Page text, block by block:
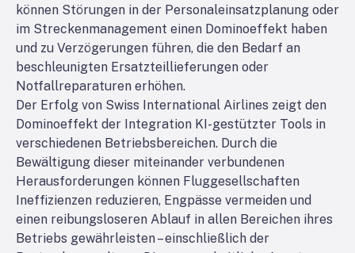
können Störungen in der Personaleinsatzplanung oder
im Streckenmanagement einen Dominoeffekt haben
und zu Verzögerungen führen, die den Bedarf an
beschleunigten Ersatzteillieferungen oder
Notfallreparaturen erhöhen.
Der Erfolg von Swiss International Airlines zeigt den
Dominoeffekt der Integration KI-gestützter Tools in
verschiedenen Betriebsbereichen. Durch die
Bewältigung dieser miteinander verbundenen
Herausforderungen können Fluggesellschaften
Ineffizienzen reduzieren, Engpässe vermeiden und
einen reibungsloseren Ablauf in allen Bereichen ihres
Betriebs gewährleisten – einschließlich der